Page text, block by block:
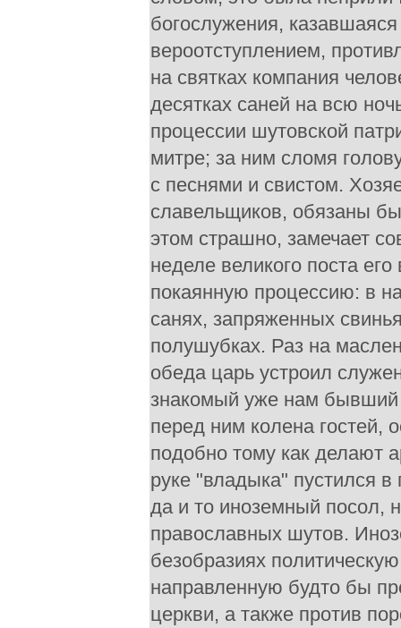
богослужения,
вероотступлением,
на святках компания
десятках саней на всю
процессии шутовской
митре; за ним сломя
с песнями и свистом.
славельщиков, обязаны
этом страшно, замечает
неделе великого поста
покаянную процессию: в
санях, запряженных
полушубках. Раз на
обеда царь устроил
знакомый уже нам бывший
перед ним колена гостей,
подобно тому как делают
руке "владыка" пустился
да и то иноземный посол,
православных шутов.
безобразиях
направленную будто бы
церкви, а также против